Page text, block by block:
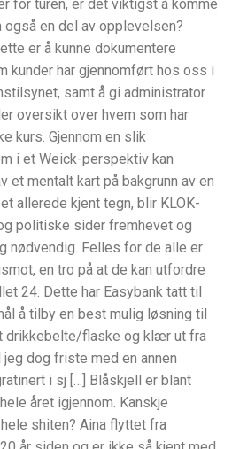
for turen, er det viktigst å komme
en del av opplevelsen?
er å kunne dokumentere
kunder har gjennomført hos oss i
samt å gi administrator
oversikt over hvem som har
kurs. Gjennom en slik
i et Weick-perspektiv kan
et mentalt kart på bakgrunn av en
allerede kjent tegn, blir KLOK-
politiske sider fremhevet og
nødvendig. Felles for de alle er
en tro på at de kan utfordre
24. Dette har Easybank tatt til
å tilby en best mulig løsning til
drikkebelte/flaske og klær ut fra
dog friste med en annen
i sj […] Blåskjell er blant
året igjennom. Kanskje
shiten? Aina flyttet fra